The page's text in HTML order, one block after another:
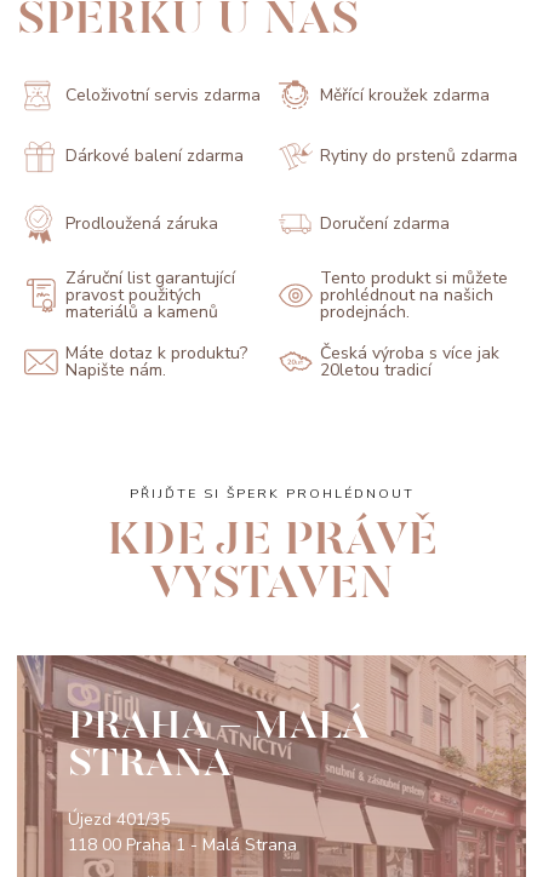
ŠPERKŮ U NÁS
Celoživotní servis zdarma Měřící kroužek zdarma
Dárkové balení zdarma Rytiny do prstenů zdarma
Prodloužená záruka Doručení zdarma
Záruční list garantující
pravost použitých
materiálů a kamenů
Tento produkt si můžete
prohlédnout na našich
prodejnách.
Máte dotaz k produktu?
Napište nám.
Česká výroba s více jak
20letou tradicí
PŘIJĎTE SI ŠPERK PROHLÉDNOUT
KDE JE PRÁVĚ
VYSTAVEN
PRAHA - MALÁ
STRANA
Újezd 401/35
118 00 Praha 1 - Malá Strana